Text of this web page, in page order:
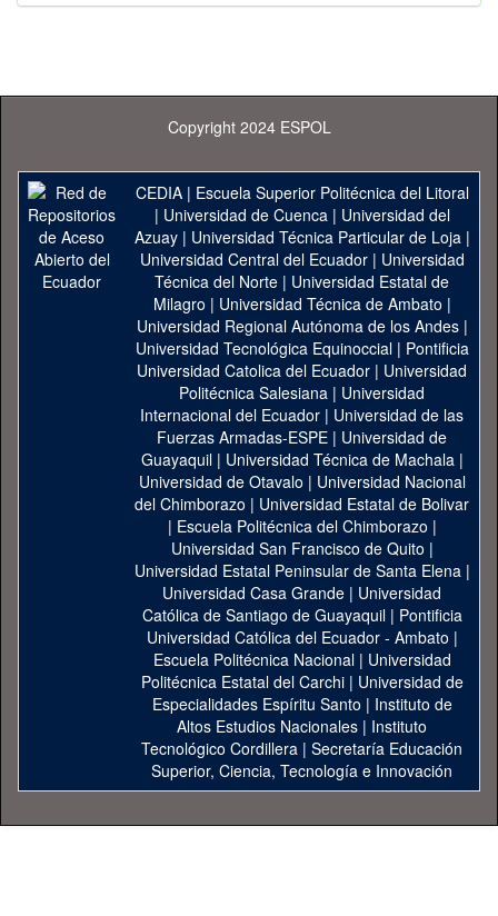
Copyright 2024 ESPOL
CEDIA| Escuela Superior Politécnica del Litoral
| Universidad de Cuenca| Universidad del
Azuay| Universidad Técnica Particular de Loja|
Universidad Central del Ecuador| Universidad
Técnica del Norte | Universidad Estatal de
Milagro | Universidad Técnica de Ambato |
Universidad Regional Autónoma de los Andes|
Universidad Tecnológica Equinoccial| Pontificia
Universidad Catolica del Ecuador | Universidad
Politécnica Salesiana | Universidad
Internacional del Ecuador | Universidad de las
Fuerzas Armadas-ESPE | Universidad de
Guayaquil| Universidad Técnica de Machala|
Universidad de Otavalo | Universidad Nacional
del Chimborazo | Universidad Estatal de Bolivar
| Escuela Politécnica del Chimborazo |
Universidad San Francisco de Quito |
Universidad Estatal Peninsular de Santa Elena|
Universidad Casa Grande | Universidad
Católica de Santiago de Guayaquil| Pontificia
Universidad Católica del Ecuador - Ambato |
Escuela Politécnica Nacional| Universidad
Politécnica Estatal del Carchi| Universidad de
Especialidades Espíritu Santo | Instituto de
Altos Estudios Nacionales | Instituto
Tecnológico Cordillera | Secretaría Educación
Superior, Ciencia, Tecnología e Innovación